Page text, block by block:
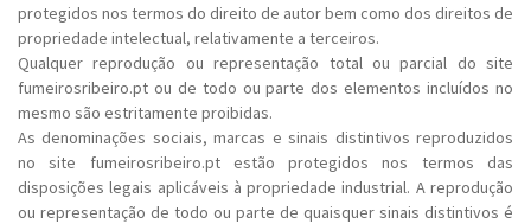
protegidos nos termos do direito de autor bem como dos direitos de
propriedade intelectual, relativamente a terceiros.
Qualquer reprodução ou representação total ou parcial do site
fumeirosribeiro.pt ou de todo ou parte dos elementos incluídos no
mesmo são estritamente proibidas.
As denominações sociais, marcas e sinais distintivos reproduzidos
no site fumeirosribeiro.pt estão protegidos nos termos das
disposições legais aplicáveis à propriedade industrial. A reprodução
ou representação de todo ou parte de quaisquer sinais distintivos é